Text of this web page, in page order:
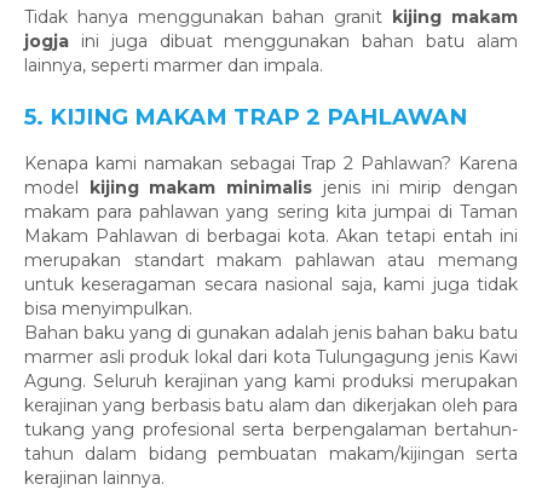
Tidak hanya menggunakan bahan granit kijing makam
jogja ini juga dibuat menggunakan bahan batu alam
lainnya, seperti marmer dan impala.
5. KIJING MAKAM TRAP 2 PAHLAWAN
Kenapa kami namakan sebagai Trap 2 Pahlawan? Karena
model kijing makam minimalis jenis ini mirip dengan
makam para pahlawan yang sering kita jumpai di Taman
Makam Pahlawan di berbagai kota. Akan tetapi entah ini
merupakan standart makam pahlawan atau memang
untuk keseragaman secara nasional saja, kami juga tidak
bisa menyimpulkan.
Bahan baku yang di gunakan adalah jenis bahan baku batu
marmer asli produk lokal dari kota Tulungagung jenis Kawi
Agung. Seluruh kerajinan yang kami produksi merupakan
kerajinan yang berbasis batu alam dan dikerjakan oleh para
tukang yang profesional serta berpengalaman bertahun-
tahun dalam bidang pembuatan makam/kijingan serta
kerajinan lainnya.